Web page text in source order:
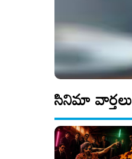
సినిమా వార్తలు